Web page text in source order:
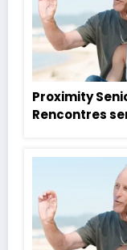
Proximity
Rencontres